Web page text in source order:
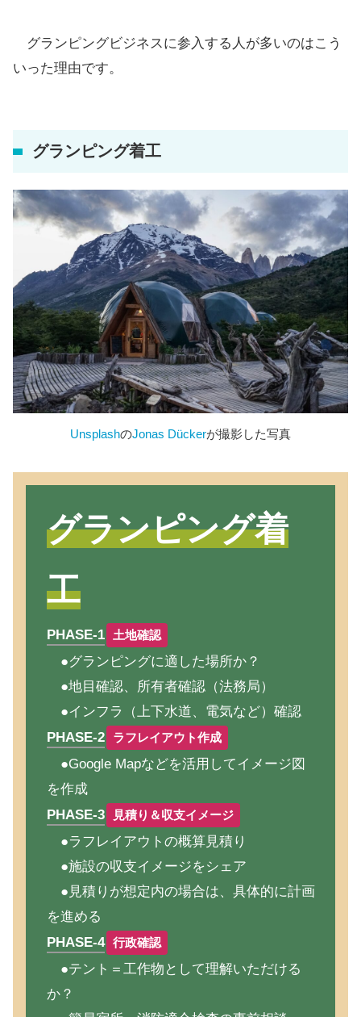
グランピングビジネスに参入する人が多いのはこう
いった理由です。
グランピング着工
UnsplashのJonas Dückerが撮影した写真
グランピング着
工
PHASE-1 土地確認
●グランピングに適した場所か？
●地目確認、所有者確認（法務局）
●インフラ（上下水道、電気など）確認
PHASE-2
ラフレイアウト作成
●Google Mapなどを活用してイメージ図
を作成
PHASE-3
見積り＆収支イメージ
●ラフレイアウトの概算見積り
●施設の収支イメージをシェア
●見積りが想定内の場合は、具体的に計画
を進める
PHASE-4
行政確認
●テント＝工作物として理解いただける
か？